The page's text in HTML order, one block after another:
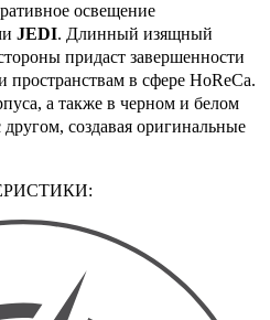
освещение
JEDI. Длинный изящный
придаст завершенности
в сфере HoReCa.
а также в черном и белом
создавая оригинальные